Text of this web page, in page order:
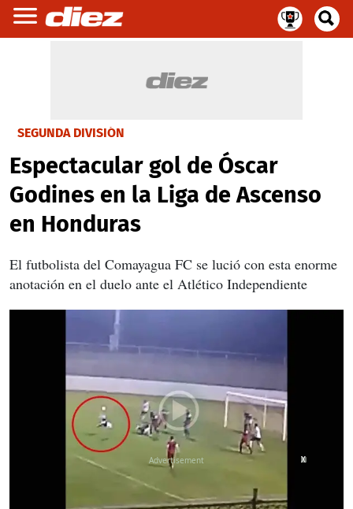
SEGUNDA DIVISIÓN
Espectacular gol de Óscar
Godines en la Liga de Ascenso
en Honduras
El futbolista del Comayagua FC se lució con esta enorme
anotación en el duelo ante el Atlético Independiente
X
X